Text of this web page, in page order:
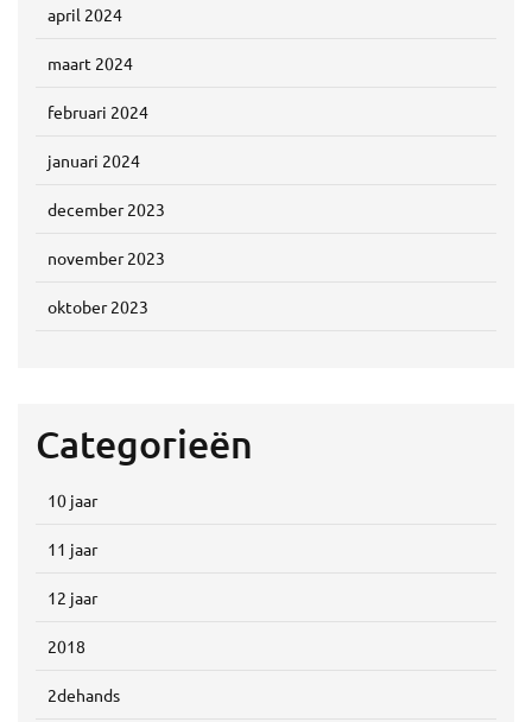
april 2024
maart 2024
februari 2024
januari 2024
december 2023
november 2023
oktober 2023
Categorieën
10 jaar
11 jaar
12 jaar
2018
2dehands